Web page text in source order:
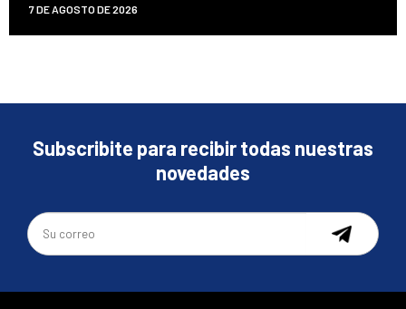
7 DE AGOSTO DE 2026
Subscribite para recibir todas nuestras
novedades